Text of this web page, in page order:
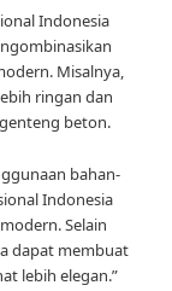
Indonesia
Misalnya,
ringan dan
beton.
bahan-
Indonesia
Selain
dapat membuat
lebih elegan.”